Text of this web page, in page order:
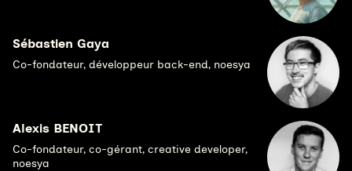
Sébastien Gaya
Co-fondateur, développeur back-end, noesya
Alexis BENOIT
Co-fondateur, co-gérant, creative developer,
noesya